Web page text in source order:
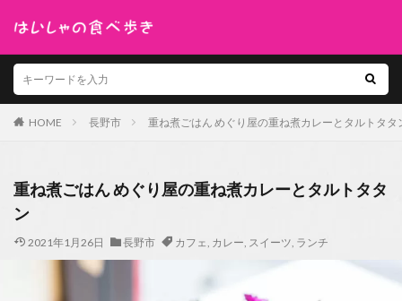
HOME 長野市 重ね煮ごはん めぐり屋の重ね煮カレーとタルトタタ
重ね煮ごはん めぐり屋の重ね煮カレーとタルトタタ
ン
2021年1月26日 長野市 カフェ, カレー, スイーツ, ランチ